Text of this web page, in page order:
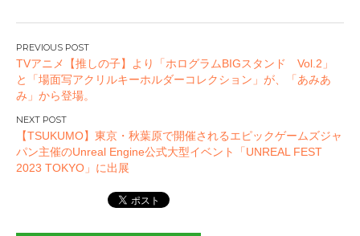
投
稿
ナ
ビ
ゲ
ー
シ
TVアニメ【推しの子】より「ホログラムBIGスタンド Vol.2」
と「場面写アクリルキーホルダーコレクション」が、「あみあ
み」から登場。
【TSUKUMO】東京・秋葉原で開催されるエピックゲームズジャ
パン主催のUnreal Engine公式大型イベント「UNREAL FEST
2023 TOKYO」に出展